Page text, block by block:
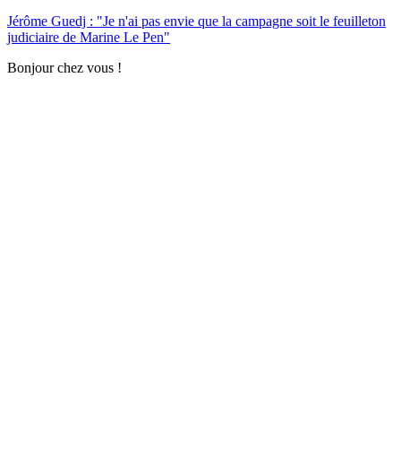
Jérôme Guedj : "Je n'ai pas envie que la campagne soit le feuilleton
judiciaire de Marine Le Pen"
Bonjour chez vous !